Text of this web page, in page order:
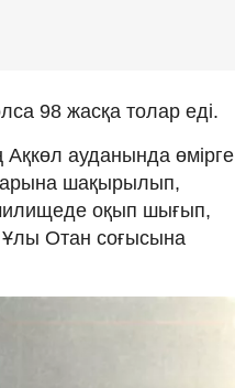
98 жасқа толар еді.
ауданында өмірге
шақырылып,
оқып шығып,
Отан соғысына